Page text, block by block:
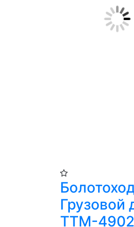
Грузовой
ТТМ-